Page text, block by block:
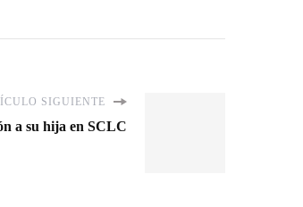
SIGUIENTE
a su hija en SCLC